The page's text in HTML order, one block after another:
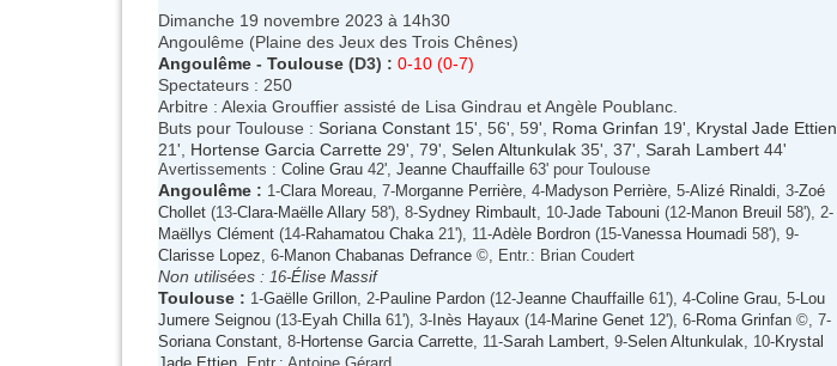
Dimanche 19 novembre 2023 à 14h30
Angoulême (Plaine des Jeux des Trois Chênes)
Angoulême - Toulouse (D3) : 0-10 (0-7)
Spectateurs : 250
Arbitre : Alexia Grouffier assisté de Lisa Gindrau et Angèle Poublanc.
Buts pour Toulouse : Soriana Constant 15', 56', 59', Roma Grinfan 19', Krystal Jade Ettien
21', Hortense Garcia Carrette 29', 79', Selen Altunkulak 35', 37', Sarah Lambert 44'
Avertissements : Coline Grau 42', Jeanne Chauffaille 63' pour Toulouse
Angoulême : 1-Clara Moreau , 7-Morganne Perrière , 4-Madyson Perrière , 5-Alizé Rinaldi , 3-Zoé
Chollet (13-Clara-Maëlle Allary 58'), 8-Sydney Rimbault , 10-Jade Tabouni (12-Manon Breuil 58'), 2-
Maëllys Clément (14-Rahamatou Chaka 21'), 11-Adèle Bordron (15-Vanessa Houmadi 58'), 9-
Clarisse Lopez , 6-Manon Chabanas Defrance ©, Entr.: Brian Coudert
Non utilisées : 16-Élise Massif
Toulouse : 1-Gaëlle Grillon , 2-Pauline Pardon (12-Jeanne Chauffaille 61'), 4-Coline Grau , 5- Lou
Jumere Seignou (13-Eyah Chilla 61'), 3- Inès Hayaux (14-Marine Genet 12'), 6-Roma Grinfan ©, 7-
Soriana Constant , 8-Hortense Garcia Carrette , 11-Sarah Lambert , 9-Selen Altunkulak , 10-Krystal